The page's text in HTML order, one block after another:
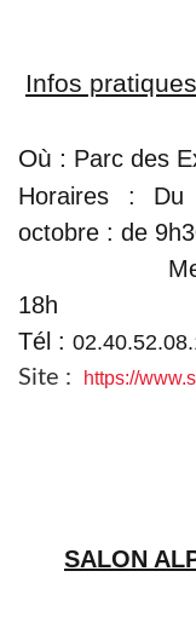
Infos
Où : Parc des
Horaires :
octobre : de
Mercredi
18h
Tél :
Site :
https://
SALON